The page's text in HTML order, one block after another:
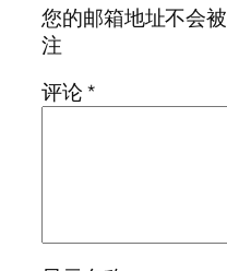
您的邮箱地址不会被
注
评论*